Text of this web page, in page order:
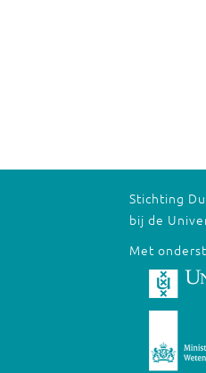
Stichting
bij de
Met